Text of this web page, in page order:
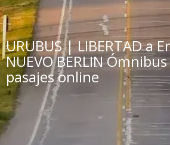
URUBUS | LIBERTAD a
NUEVO BERLIN
pasajes online